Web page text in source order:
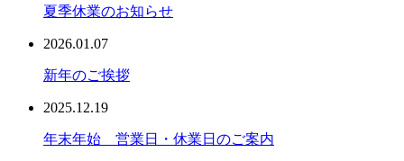
夏季休業のお知らせ
2026.01.07
新年のご挨拶
2025.12.19
年末年始 営業日・休業日のご案内